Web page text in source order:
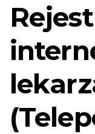
Centrum
Leczenia
Profilaktyki
Szczecinie